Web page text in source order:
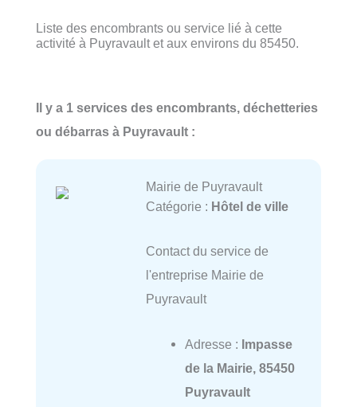
Liste des encombrants ou service lié à cette
activité à Puyravault et aux environs du 85450.
Il y a 1 services des encombrants, déchetteries
ou débarras à Puyravault :
Mairie de Puyravault
Catégorie : Hôtel de ville
Contact du service de
l'entreprise Mairie de
Puyravault
Adresse : Impasse
de la Mairie, 85450
Puyravault